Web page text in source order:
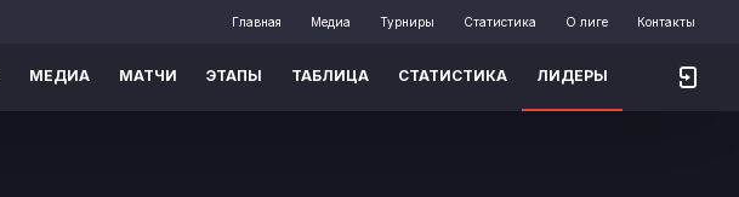
Главная Медиа Турниры Статистика О лиге Контакты
МЕДИА МАТЧИ ЭТАПЫ ТАБЛИЦА СТАТИСТИКА ЛИДЕРЫ